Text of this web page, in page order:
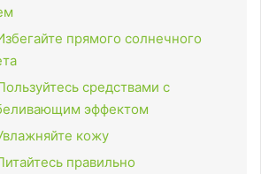
прямого солнечного
средствами с
эффектом
кожу
правильно